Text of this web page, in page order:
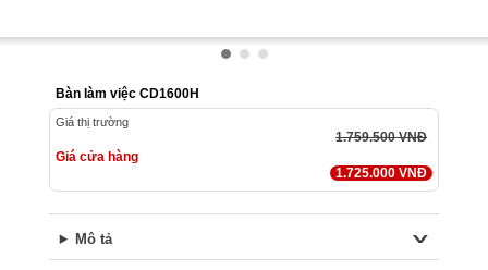
Bàn làm việc CD1600H
Giá thị trường
1.759.500 VNĐ
Giá cửa hàng
1.725.000 VNĐ
Mô tả